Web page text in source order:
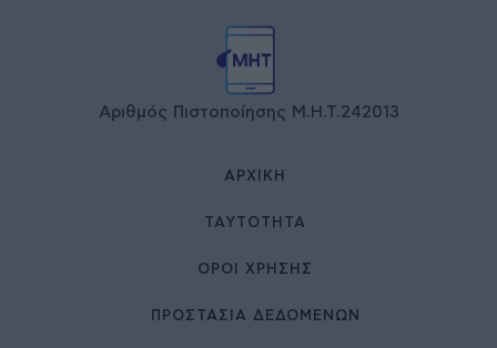
Αριθμός Πιστοποίησης Μ.Η.Τ.242013
ΑΡΧΙΚΉ
ΤΑΥΤΌΤΗΤΑ
ΌΡΟΙ ΧΡΉΣΗΣ
ΠΡΟΣΤΑΣΙΑ ΔΕΔΟΜΕΝΩΝ